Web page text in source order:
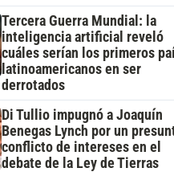
Tercera Guerra Mundial: la
inteligencia artificial reveló
cuáles serían los primeros
latinoamericanos en ser
derrotados
Di Tullio impugnó a Joaquín
Benegas Lynch por un
conflicto de intereses en el
debate de la Ley de Tierras